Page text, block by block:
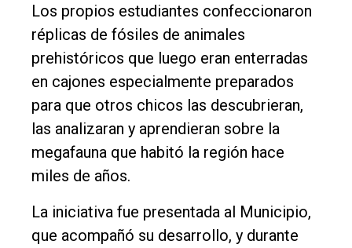
Los propios estudiantes confeccionaron
réplicas de fósiles de animales
prehistóricos que luego eran enterradas
en cajones especialmente preparados
para que otros chicos las descubrieran,
las analizaran y aprendieran sobre la
megafauna que habitó la región hace
miles de años.
La iniciativa fue presentada al Municipio,
que acompañó su desarrollo, y durante